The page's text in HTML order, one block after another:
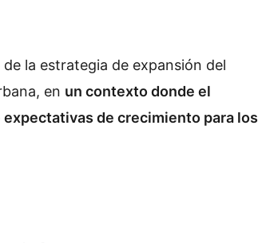
la estrategia de expansión del
en un contexto donde el
de crecimiento para los